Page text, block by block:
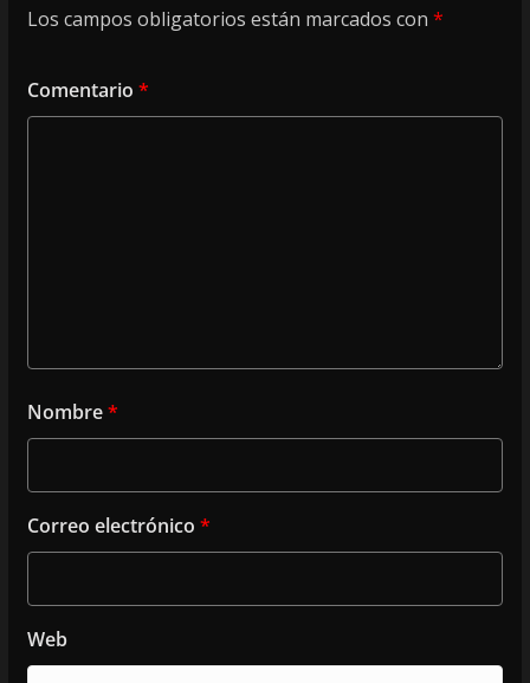
Los campos obligatorios están marcados con *
Comentario *
Nombre*
Correo electrónico *
Web